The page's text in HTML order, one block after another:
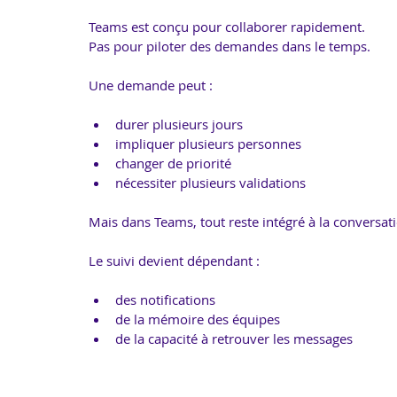
Teams est conçu pour collaborer rapidement.
Pas pour piloter des demandes dans le temps.
Une demande peut :
durer plusieurs jours
impliquer plusieurs personnes
changer de priorité
nécessiter plusieurs validations
Mais dans Teams, tout reste intégré à la
Le suivi devient dépendant :
des notifications
de la mémoire des équipes
de la capacité à retrouver les messages